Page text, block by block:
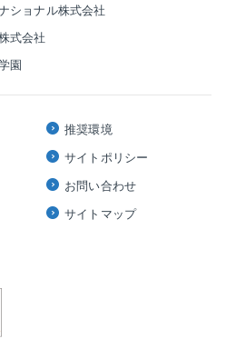
99％であり、行政からの信頼
です。
高効率空調等）導入のコンサ
ネルギー（自家消費型太陽光
ネルギーの導入を、企画・設
です。
を考慮し、カーボンニュート
出、実現に向けたプラン策定
ップをご提案。
工を含む「デザインビルド方
となるため、全国の沢山の自
ただいております。
ショナル株式会社
式会社
園
推奨環境
サイトポリシー
お問い合わせ
サイトマップ